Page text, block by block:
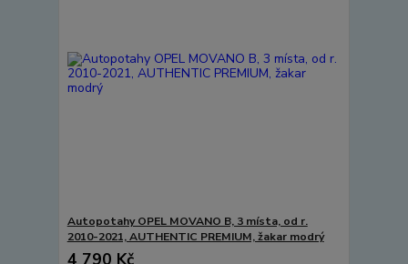
Autopotahy OPEL MOVANO B, 3 místa, od r.
2010-2021, AUTHENTIC PREMIUM, žakar modrý
4 790 Kč